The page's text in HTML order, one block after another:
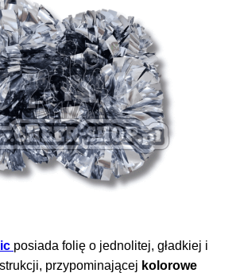
posiada folię o jednolitej, gładkiej i
przypominającej kolorowe